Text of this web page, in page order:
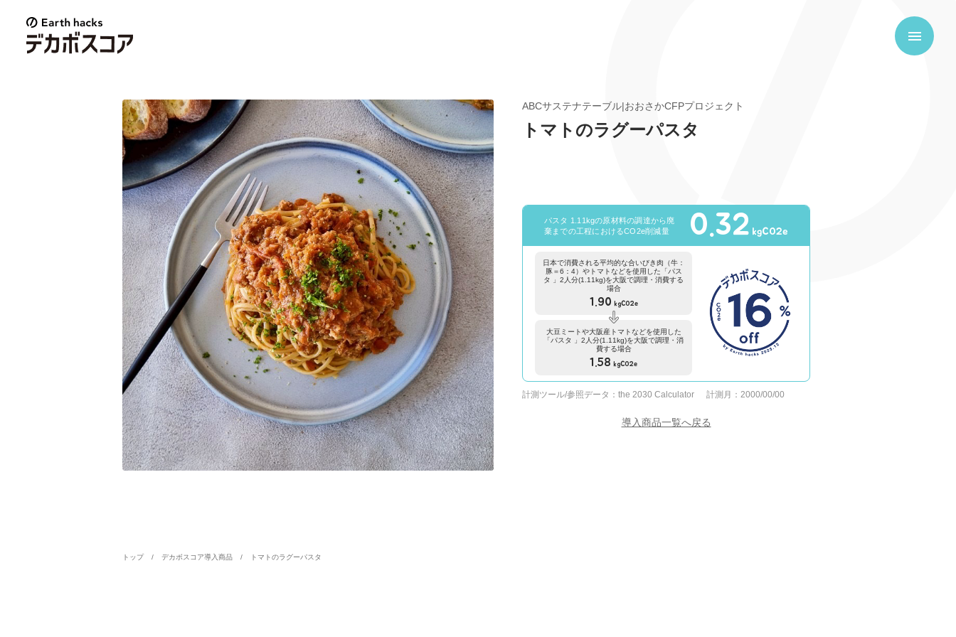
a
h
h
a
c
k
s
デ
カ
ボ
ス
コ
ア
ABCサステナテーブル|おおさかCFPプロジェクト
トマトのラグーパスタ
パスタ 1.11kgの原材料の調達から廃
棄までの工程におけるCO2e削減量
0.32 kgCO2e
日本で消費される平均的な合いびき肉（牛：
豚＝6：4）やトマトなどを使用した「パス
タ 」2人分(1.11kg)を大阪で調理・消費する
場合
1.90 kgCO2e
大豆ミートや大阪産トマトなどを使用した
「パスタ 」2人分(1.11kg)を大阪で調理・消
費する場合
1.58 kgCO2e
計測ツール/参照データ： the 2030 Calculator 計測月： 2000/00/00
導入商品一覧へ戻る
トップ デカボスコア導入商品 トマトのラグーパスタ